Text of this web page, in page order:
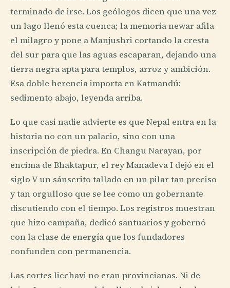
terminado de irse. Los geólogos dicen que una vez
un lago llenó esta cuenca; la memoria newar afila
el milagro y pone a Manjushri cortando la cresta
del sur para que las aguas escaparan, dejando una
tierra negra apta para templos, arroz y ambición.
Esa doble herencia importa en Katmandú:
sedimento abajo, leyenda arriba.
Lo que casi nadie advierte es que Nepal entra en la
historia no con un palacio, sino con una
inscripción de piedra. En Changu Narayan, por
encima de Bhaktapur, el rey Manadeva I dejó en el
siglo V un sánscrito tallado en un pilar tan preciso
y tan orgulloso que se lee como un gobernante
discutiendo con el tiempo. Los registros muestran
que hizo campaña, dedicó santuarios y gobernó
con la clase de energía que los fundadores
confunden con permanencia.
Las cortes licchavi no eran provincianas. Ni de